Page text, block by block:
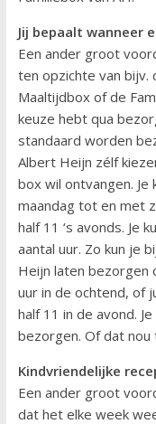
Jij bepaalt wanneer
Een ander groot
ten opzichte van bijv.
Maaltijdbox of de
keuze hebt qua
standaard worden
Albert Heijn zélf
box wil ontvangen.
maandag tot en met
half 11 ‘s avonds. Je
aantal uur. Zo kun je
Heijn laten bezorgen
uur in de ochtend, of
half 11 in de avond.
bezorgen. Of dat nou
Kindvriendelijke
Een ander groot
dat het elke week